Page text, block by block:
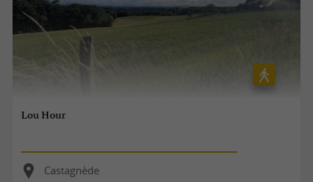
Lou Hour
Castagnède